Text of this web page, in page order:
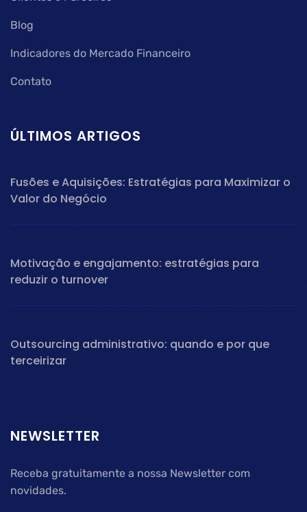
Blog
Indicadores do Mercado Financeiro
Contato
ÚLTIMOS ARTIGOS
Fusões e Aquisições: Estratégias para Maximizar o
Valor do Negócio
Motivação e engajamento: estratégias para
reduzir o turnover
Outsourcing administrativo: quando e por que
terceirizar
NEWSLETTER
Receba gratuitamente a nossa Newsletter com
novidades.